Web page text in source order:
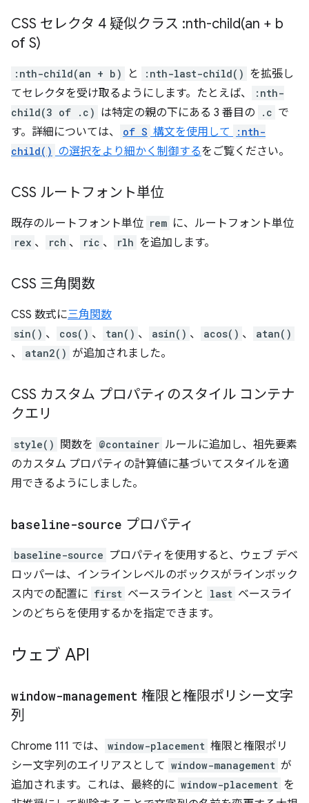
CSS セレクタ 4 疑似クラス :nth-child(an + b
of S)
:nth-child(an + b) と :nth-last-child() を拡張し
てセレクタを受け取るようにします。たとえば、
:nth-
child(3 of .c) は特定の親の下にある 3 番目の .c で
す。詳細については、
of S 構文を使用して
:nth-
child() の選択をより細かく制御するをご覧ください。
CSS ルートフォント単位
既存のルートフォント単位 rem に、ルートフォント単位
rex 、 rch 、 ric 、 rlh を追加します。
CSS 三角関数
CSS 数式に三角関数
sin() 、 cos() 、 tan() 、 asin() 、 acos() 、 atan()
、 atan2() が追加されました。
CSS カスタム プロパティのスタイル コンテナ
クエリ
style() 関数を @container ルールに追加し、祖先要素
のカスタム プロパティの計算値に基づいてスタイルを適
用できるようにしました。
baseline-source プロパティ
baseline-source プロパティを使用すると、ウェブ デベ
ロッパーは、インラインレベルのボックスがラインボック
ス内での配置に first ベースラインと last ベースライ
ンのどちらを使用するかを指定できます。
ウェブ API
window-management 権限と権限ポリシー文字
列
Chrome 111 では、 window-placement 権限と権限ポリ
シー文字列のエイリアスとして window-management が
追加されます。これは、最終的に window-placement を